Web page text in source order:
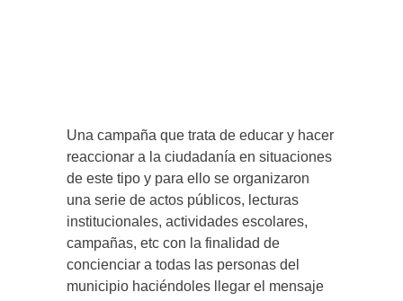
Una campaña que trata de educar y hacer
reaccionar a la ciudadanía en situaciones
de este tipo y para ello se organizaron
una serie de actos públicos, lecturas
institucionales, actividades escolares,
campañas, etc con la finalidad de
concienciar a todas las personas del
municipio haciéndoles llegar el mensaje